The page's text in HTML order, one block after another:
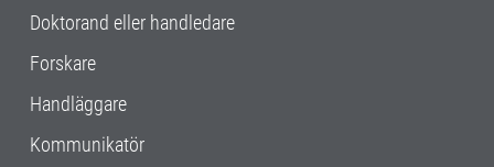
Doktorand eller handledare
Forskare
Handläggare
Kommunikatör